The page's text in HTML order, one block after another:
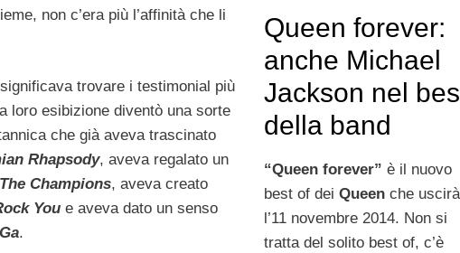
non c’era più l’affinità che li
trovare i testimonial più
loro esibizione diventò una sorte
che già aveva trascinato
Rhapsody, aveva regalato un
Champions, aveva creato
You e aveva dato un senso
.
Queen forever:
anche Michael
Jackson nel
della band
“Queen forever” è il nuovo
best of deiQueen che uscirà
l’11 novembre 2014. Non si
tratta del solito best of, c’è